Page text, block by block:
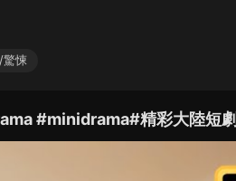
驚悚
#minidrama#精彩大陸短劇